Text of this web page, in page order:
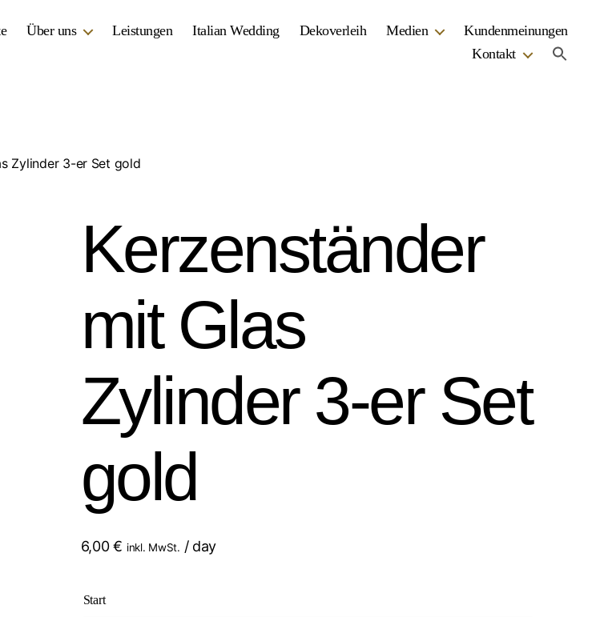
Über uns Leistungen Italian Wedding Dekoverleih Medien
Kundenmeinungen
Kontakt
Zylinder 3-er Set gold
Kerzenständer
mit Glas
Zylinder 3-er Set
gold
6,00€ inkl. MwSt. / day
Start